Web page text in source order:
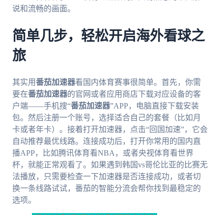
说和流畅的画面。
简单几步，轻松开启海外看球之
旅
其实用番茄加速器看国内体育赛事很简单。首先，你需
要在番茄加速器的官网或者应用商店下载对应设备的客
户端——手机搜“番茄加速器”APP，电脑直接下载安装
包。然后注册一个账号，选择适合自己的套餐（比如月
卡或者年卡）。接着打开加速器，点击“回国加速”，它会
自动推荐最优线路。连接成功后，打开你常用的国内直
播APP，比如腾讯体育看NBA，或者央视体育看世界
杯，就能正常观看了。如果遇到韩国vs哥伦比亚的比赛无
法播放，只需要检查一下加速器是否连接成功，或者切
换一条线路试试，番茄的智能分流会帮你找到最稳定的
选项。